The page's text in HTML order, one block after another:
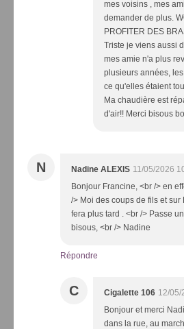
mes voisins , mes
demander de plus.
PROFITER DES
Triste je viens aussi
mes amie n'a plus
plusieurs années,
ce qu'elles étaient
Ma chaudière est
d'air!! Merci bisous
N Nadine ALEXIS 11/05/2026
Bonjour Francine, <br /> en
/> Moi des coups de fils et sur
fera plus tard . <br /> Passe
bisous, <br /> Nadine
Répondre
C Cigalette 106 12/05/
Bonjour et merci
dans la rue, au